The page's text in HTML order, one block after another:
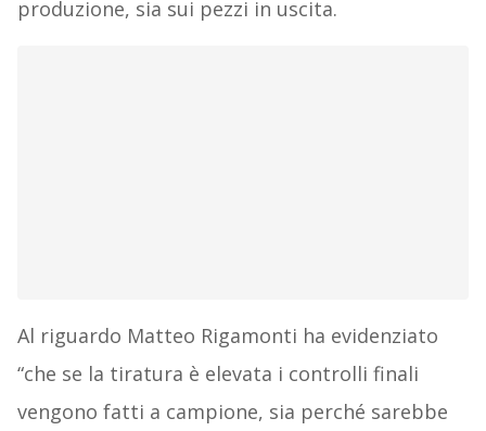
produzione, sia sui pezzi in uscita.
Al riguardo Matteo Rigamonti ha evidenziato
“che se la tiratura è elevata i controlli finali
vengono fatti a campione, sia perché sarebbe